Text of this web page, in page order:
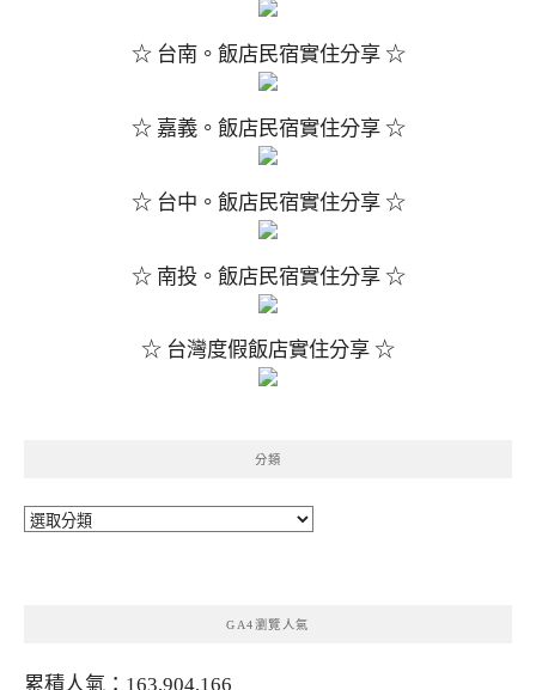
☆ 台南。飯店民宿實住分享 ☆
☆ 嘉義。飯店民宿實住分享 ☆
☆ 台中。飯店民宿實住分享 ☆
☆ 南投。飯店民宿實住分享 ☆
☆ 台灣度假飯店實住分享 ☆
分類
分
GA4瀏覽人氣
累積人氣：163,904,166